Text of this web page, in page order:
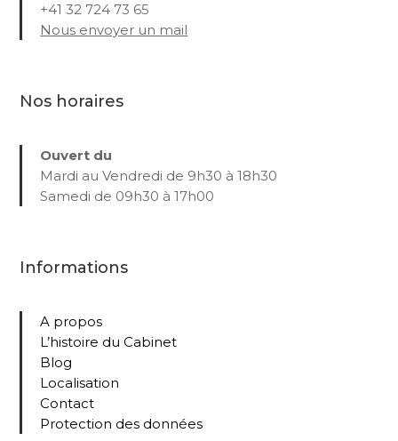
+41 32 724 73 65
Nous envoyer un mail
Nos horaires
Ouvert du
Mardi au Vendredi de 9h30 à 18h30
Samedi de 09h30 à 17h00
Informations
A propos
L’histoire du Cabinet
Blog
Localisation
Contact
Protection des données